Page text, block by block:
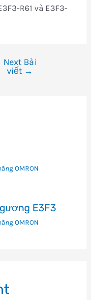
R61 và E3F3-
Next Bài
viết →
OMRON
E3F3
OMRON